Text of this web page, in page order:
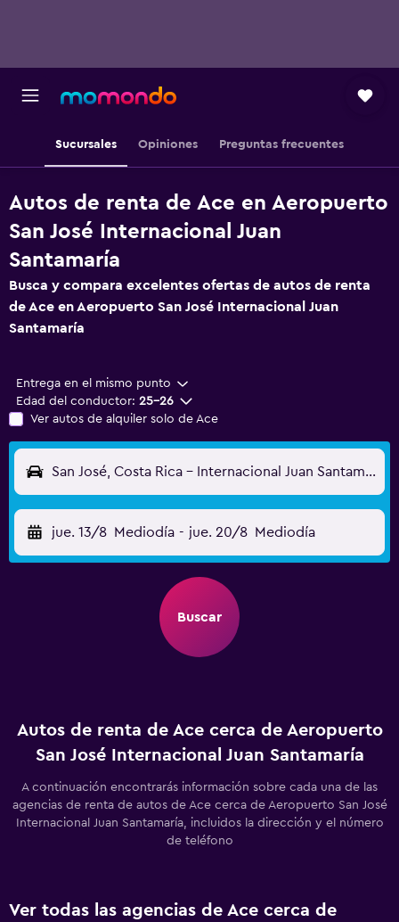
Sucursales Opiniones Preguntas frecuentes
Autos de renta de Ace en Aeropuerto
San José Internacional Juan
Santamaría
Busca y compara excelentes ofertas de autos de renta
de Ace en Aeropuerto San José Internacional Juan
Santamaría
Entrega en el mismo punto
Edad del conductor: 25-26
Ver autos de alquiler solo de Ace
San José, Costa Rica - Internacional Juan Santamaría (SJO)
jue. 13/8 Mediodía - jue. 20/8 Mediodía
Buscar
Autos de renta de Ace cerca de Aeropuerto
San José Internacional Juan Santamaría
A continuación encontrarás información sobre cada una de las
agencias de renta de autos de Ace cerca de Aeropuerto San José
Internacional Juan Santamaría, incluidos la dirección y el número
de teléfono
Ver todas las agencias de Ace cerca de